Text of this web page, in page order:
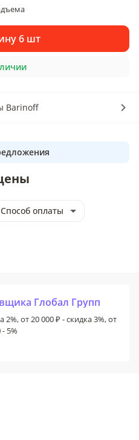
6 шт
Barinoff
Способ оплаты
Глобал Групп
2%, от 20 000 ₽ - скидка 3%, от
5%